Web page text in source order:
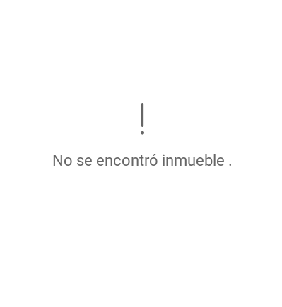
No se encontró inmueble .